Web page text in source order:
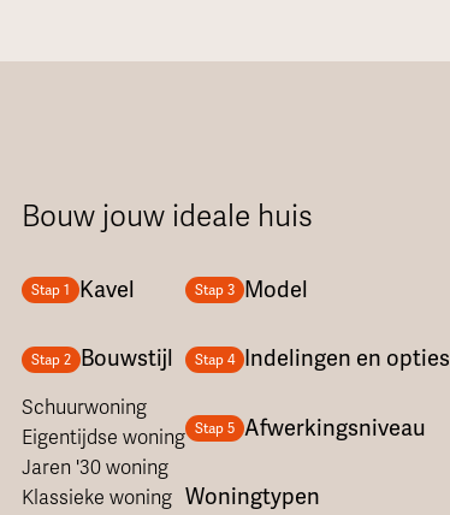
Bouw jouw ideale huis
Stap 1 Kavel
Stap 2 Bouwstijl
Schuurwoning
Eigentijdse woning
Jaren '30 woning
Klassieke woning
Stap 3 Model
Stap 4 Indelingen en opties
Stap 5 Afwerkingsniveau
Woningtypen